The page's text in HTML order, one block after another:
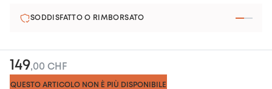
SODDISFATTO O RIMBORSATO
149,00 CHF
QUESTO ARTICOLO NON È PIÙ DISPONIBILE